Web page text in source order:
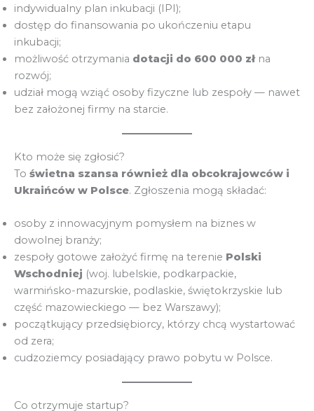
indywidualny plan inkubacji (IPI);
dostęp do finansowania po ukończeniu etapu
inkubacji;
możliwość otrzymania dotacji do 600 000 złna
rozwój;
udział mogą wziąć osoby fizyczne lub zespoły — nawet
bez założonej firmy na starcie.
Kto może się zgłosić?
To świetna szansa również dla obcokrajowców i
Ukraińców w Polsce. Zgłoszenia mogą składać:
osoby z innowacyjnym pomysłem na biznes w
dowolnej branży;
zespoły gotowe założyć firmę na terenie Polski
Wschodniej (woj. lubelskie, podkarpackie,
warmińsko-mazurskie, podlaskie, świętokrzyskie lub
część mazowieckiego — bez Warszawy);
początkujący przedsiębiorcy, którzy chcą wystartować
od zera;
cudzoziemcy posiadający prawo pobytu w Polsce.
Co otrzymuje startup?